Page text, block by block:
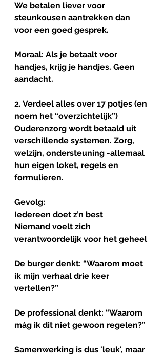
We betalen liever voor
steunkousen aantrekken dan
voor een goed gesprek.
Moraal: Als je betaalt voor
handjes, krijg je handjes. Geen
aandacht.
2. Verdeel alles over 17 potjes (en
noem het “overzichtelijk”)
Ouderenzorg wordt betaald uit
verschillende systemen. Zorg,
welzijn, ondersteuning -allemaal
hun eigen loket, regels en
formulieren.
Gevolg:
Iedereen doet z’n best
Niemand voelt zich
verantwoordelijk voor het geheel
De burger denkt: “Waarom moet
ik mijn verhaal drie keer
vertellen?”
De professional denkt: “Waarom
mág ik dit niet gewoon regelen?”
Samenwerking is dus 'leuk', maar